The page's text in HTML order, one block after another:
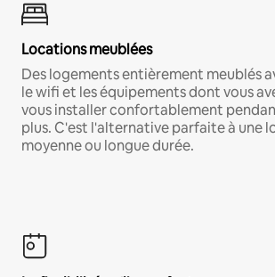
Locations meublées
Des logements entièrement meublés
le wifi et les équipements dont vous
vous installer confortablement
plus. C'est l'alternative parfaite à une
moyenne ou longue durée.